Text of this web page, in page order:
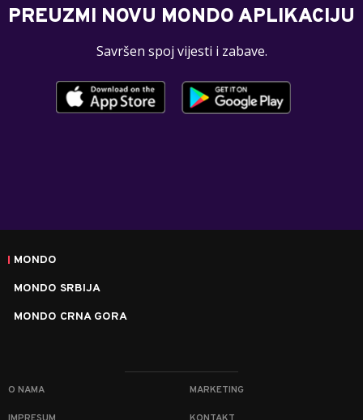
PREUZMI NOVU MONDO APLIKACIJU
Savršen spoj vijesti i zabave.
MONDO
MONDO SRBIJA
MONDO CRNA GORA
O NAMA MARKETING